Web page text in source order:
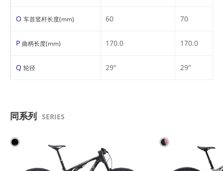
O 车首竖杆长度(mm) 60 70
P 曲柄长度(mm) 170.0 170.0
Q 轮径 29" 29"
同系列 SERIES